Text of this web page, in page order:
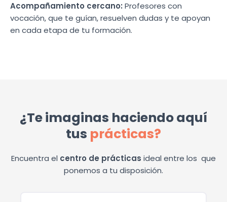
Acompañamiento cercano: Profesores con
vocación, que te guían, resuelven dudas y te apoyan
en cada etapa de tu formación.
¿Te imaginas haciendo aquí
tus prácticas?
Encuentra el centro de prácticas ideal entre los que
ponemos a tu disposición.